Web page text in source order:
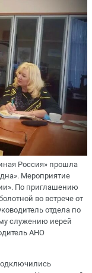
Россия» прошла
Мероприятие
По приглашению
во встрече от
отдела по
служению иерей
АНО